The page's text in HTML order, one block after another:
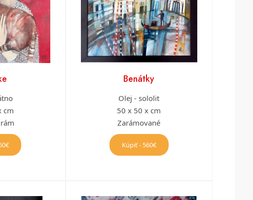
cm
Benátky
Olej - sololit
50 x 50 x cm
Zarámované
Kúpiť - 560€